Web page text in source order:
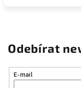
Odebírat
E-mail